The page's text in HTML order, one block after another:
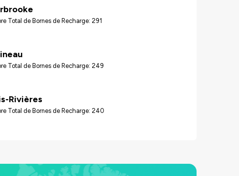
Total de Bornes de Recharge: 291
Total de Bornes de Recharge: 249
Rivières
Total de Bornes de Recharge: 240